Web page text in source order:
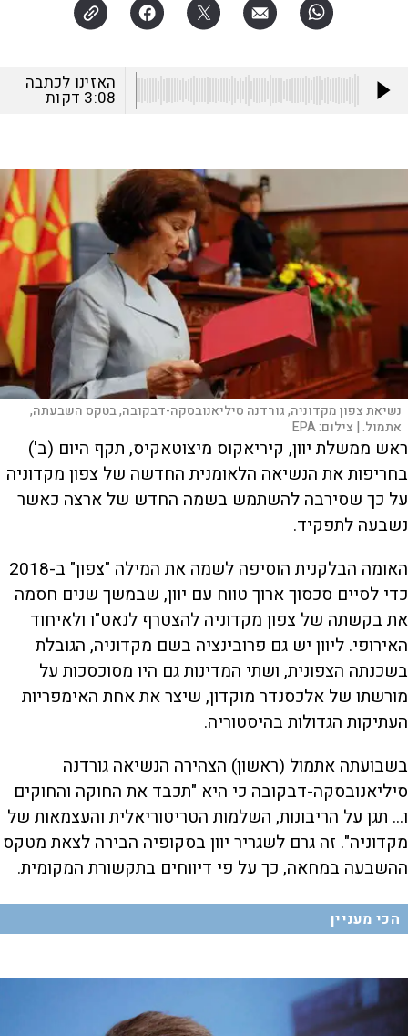
האזינו לכתבה
3:08 דקות
נשיאת צפון מקדוניה, גורדנה סיליאנובסקה-דבקובה, בטקס השבעתה,
אתמול. | צילום:EPA
ראש ממשלת יוון, קיריאקוס מיצוטאקיס, תקף היום (ב')
בחריפות את הנשיאה הלאומנית החדשה של צפון מקדוניה
על כך שסירבה להשתמש בשמה החדש של ארצה כאשר
נשבעה לתפקיד.
האומה הבלקנית הוסיפה לשמה את המילה "צפון" ב-2018
כדי לסיים סכסוך ארוך טווח עם יוון, שבמשך שנים חסמה
את בקשתה של צפון מקדוניה להצטרף לנאט"ו ולאיחוד
האירופי. ליוון יש גם פרובינציה בשם מקדוניה, הגובלת
בשכנתה הצפונית, ושתי המדינות גם היו מסוכסכות על
מורשתו של אלכסנדר מוקדון, שיצר את אחת האימפריות
העתיקות הגדולות בהיסטוריה.
בשבועתה אתמול (ראשון) הצהירה הנשיאה גורדנה
סיליאנובסקה-דבקובה כי היא "תכבד את החוקה והחוקים
ו... תגן על הריבונות, השלמות הטריטוריאלית והעצמאות של
מקדוניה". זה גרם לשגריר יוון בסקופיה הבירה לצאת מטקס
ההשבעה במחאה, כך על פי דיווחים בתקשורת המקומית.
הכי מעניין